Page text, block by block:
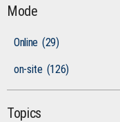
Mode
Online (29)
on-site (126)
Topics